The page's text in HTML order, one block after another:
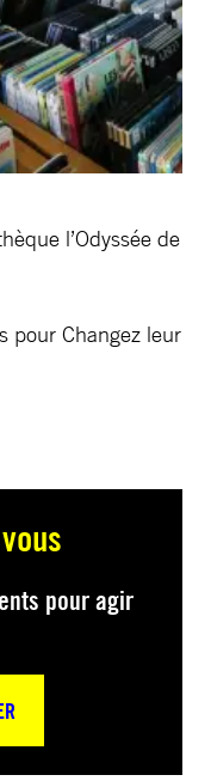
l’Odyssée de
pour Changez leur
pour agir